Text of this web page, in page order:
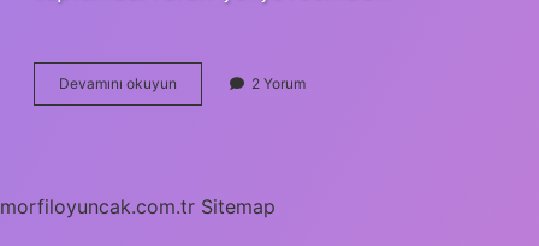
Devamını okuyun Amazon
kaç
2 Yorum
morfiloyuncak.com.tr Sitemap